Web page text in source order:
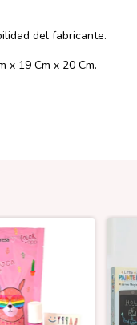
del fabricante.
x 19 Cm x 20 Cm.